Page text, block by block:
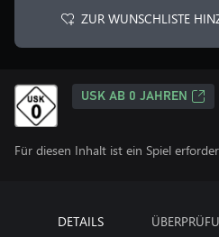
ZUR WUNSCHLISTE
USK AB 0 JAHREN
Für diesen Inhalt ist ein Spiel
DETAILS